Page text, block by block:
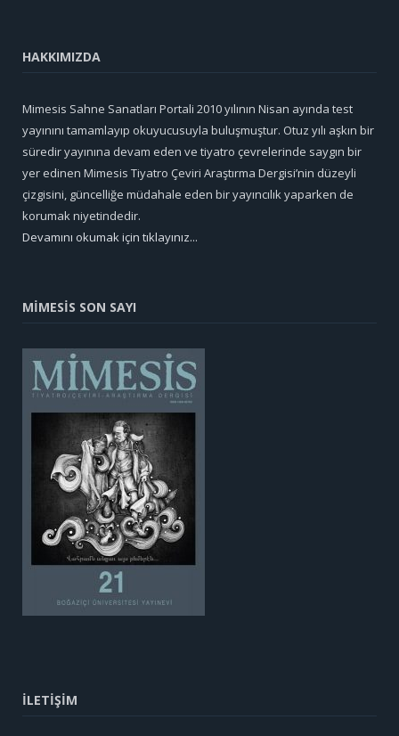
HAKKIMIZDA
Mimesis Sahne Sanatları Portali 2010 yılının Nisan ayında test
yayınını tamamlayıp okuyucusuyla buluşmuştur. Otuz yılı aşkın bir
süredir yayınına devam eden ve tiyatro çevrelerinde saygın bir
yer edinen Mimesis Tiyatro Çeviri Araştırma Dergisi’nin düzeyli
çizgisini, güncelliğe müdahale eden bir yayıncılık yaparken de
korumak niyetindedir.
Devamını okumak için tıklayınız...
MİMESİS SON SAYI
İLETİŞİM